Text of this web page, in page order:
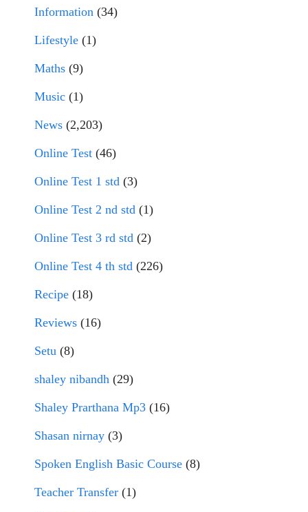
Information (34)
Lifestyle (1)
Maths (9)
Music (1)
News (2,203)
Online Test (46)
Online Test 1 std (3)
Online Test 2 nd std (1)
Online Test 3 rd std (2)
Online Test 4 th std (226)
Recipe (18)
Reviews (16)
Setu (8)
shaley nibandh (29)
Shaley Prarthana Mp3 (16)
Shasan nirnay (3)
Spoken English Basic Course (8)
Teacher Transfer (1)